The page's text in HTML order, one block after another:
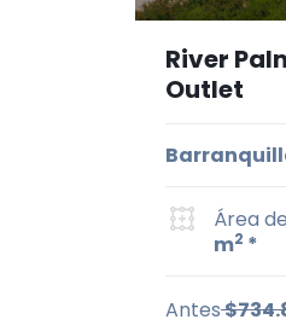
River
Outlet
Área
m2 *
Antes